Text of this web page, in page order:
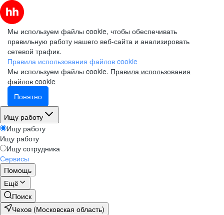
Мы используем файлы cookie, чтобы обеспечивать
правильную работу нашего веб-сайта и анализировать
сетевой трафик.
Правила использования файлов cookie
Мы используем файлы cookie. Правила использования
файлов cookie
Понятно
Ищу работу
Ищу работу
Ищу работу
Ищу сотрудника
Сервисы
Помощь
Ещё
Поиск
Чехов (Московская область)